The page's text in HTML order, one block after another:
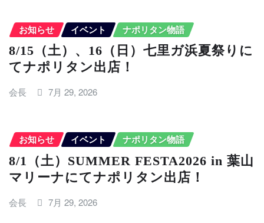
お知らせ イベント ナポリタン物語
8/15（土）、16（日）七里ガ浜夏祭りに
てナポリタン出店！
会長 7月 29, 2026
お知らせ イベント ナポリタン物語
8/1（土）SUMMER FESTA2026 in 葉山
マリーナにてナポリタン出店！
会長 7月 29, 2026